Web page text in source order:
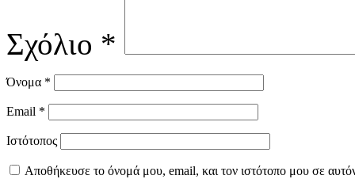
Σχόλιο *
Όνομα *
Email *
Ιστότοπος
Αποθήκευσε το όνομά μου, email, και τον ιστότοπο μου σε